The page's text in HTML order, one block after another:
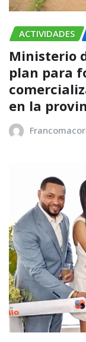
ACTIVIDADES
Ministerio
plan para
en la